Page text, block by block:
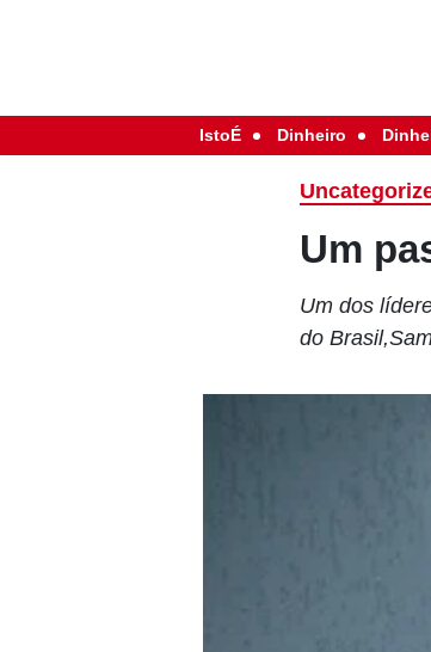
IstoÉ Dinheiro
Um
Um dos
do